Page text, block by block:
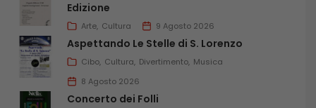
Edizione
Arte Cultura 9 Agosto 2026
Aspettando Le Stelle di S. Lorenzo
Cibo Cultura Divertimento Musica
8 Agosto 2026
Concerto dei Folli